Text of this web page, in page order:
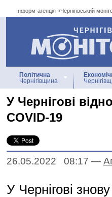
Інформ-агенція «Чернігівський
Інформ-агенція
«Чернігівський
Політична
Чернігівщина
У Чернігові
COVID-19
26.05.2022 08:17 —
У Чернігові